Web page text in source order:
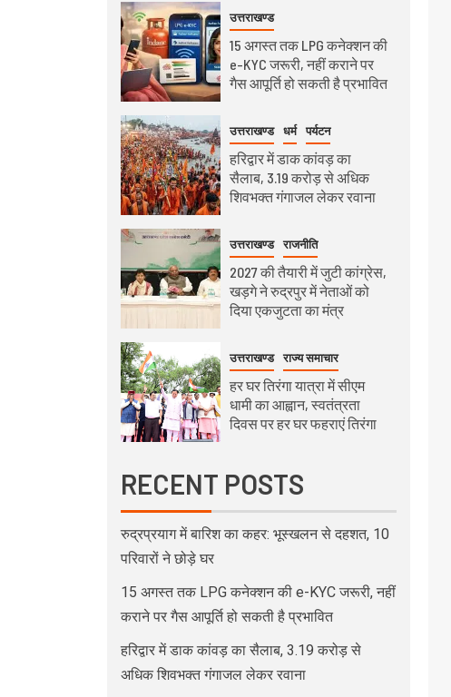
उत्तराखण्ड
15 अगस्त तक LPG कनेक्शन की
e-KYC जरूरी, नहीं कराने पर
गैस आपूर्ति हो सकती है प्रभावित
उत्तराखण्ड धर्म पर्यटन
हरिद्वार में डाक कांवड़ का
सैलाब, 3.19 करोड़ से अधिक
शिवभक्त गंगाजल लेकर रवाना
उत्तराखण्ड राजनीति
2027 की तैयारी में जुटी कांग्रेस,
खड़गे ने रुद्रपुर में नेताओं को
दिया एकजुटता का मंत्र
उत्तराखण्ड राज्य समाचार
हर घर तिरंगा यात्रा में सीएम
धामी का आह्वान, स्वतंत्रता
दिवस पर हर घर फहराएं तिरंगा
RECENT POSTS
रुद्रप्रयाग में बारिश का कहर: भूस्खलन से दहशत, 10
परिवारों ने छोड़े घर
15 अगस्त तक LPG कनेक्शन की e-KYC जरूरी, नहीं
कराने पर गैस आपूर्ति हो सकती है प्रभावित
हरिद्वार में डाक कांवड़ का सैलाब, 3.19 करोड़ से
अधिक शिवभक्त गंगाजल लेकर रवाना